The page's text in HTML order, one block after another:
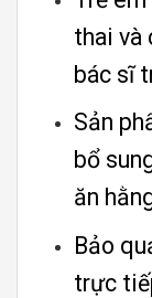
thai và
bác sĩ
Sản
bổ
ăn
Bảo
trực